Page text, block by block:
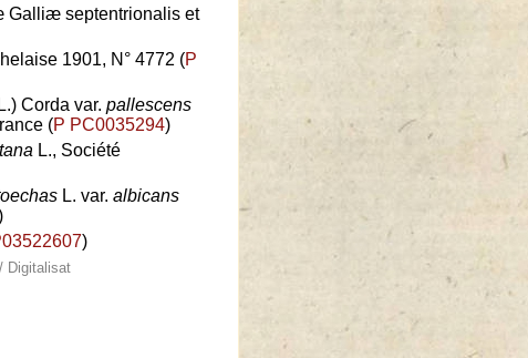
Galliæ septentrionalis et
1901, N° 4772 (P
Corda var. pallescens
(P PC0035294)
L., Société
L. var. albicans
)
)
Digitalisat